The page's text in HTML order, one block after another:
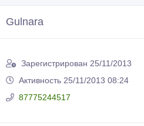
Gulnara
Зарегистрирован 25/11/2013
Активность 25/11/2013 08:24
87775244517